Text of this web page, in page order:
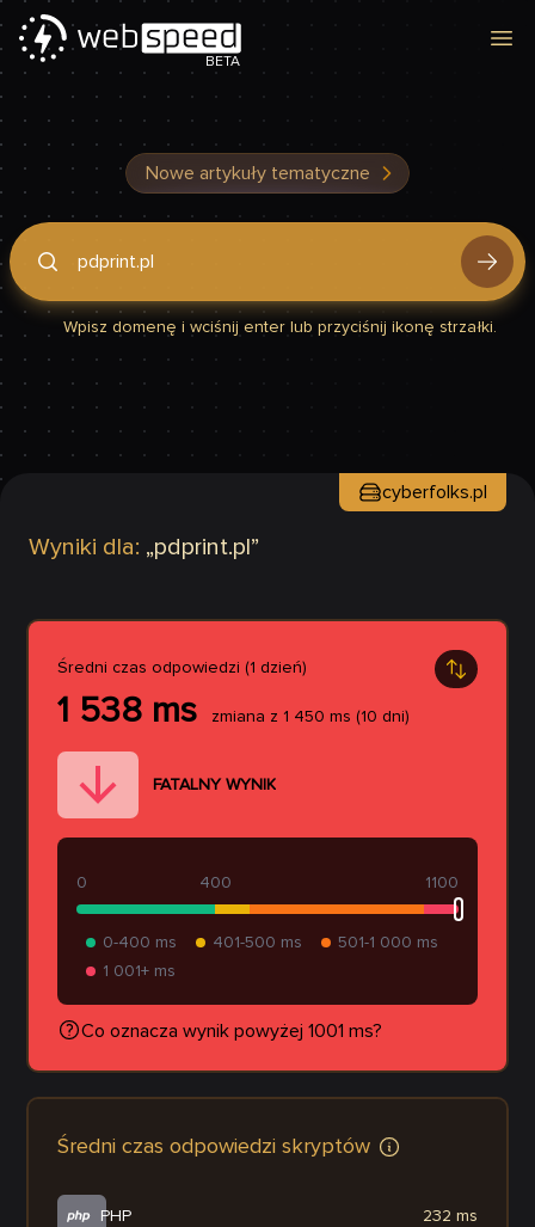
BETA
Nowe artykuły tematyczne
Podaj domenę, by sprawdzić, czy Twoja strona jest szybka
Wpisz domenę i wciśnij enter lub przyciśnij ikonę strzałki.
Wyniki dla: „pdprint.pl ”
cyberfolks.pl
Średni czas odpowiedzi (1 dzień)
1 538 ms zmiana z 1 450 ms (10 dni)
FATALNY WYNIK
400
0 1100
0-400 ms 401-500 ms
501-1 000 ms
1 001+ ms
Co oznacza wynik powyżej 1001 ms?
Średni czas odpowiedzi skryptów
PHP 232 ms